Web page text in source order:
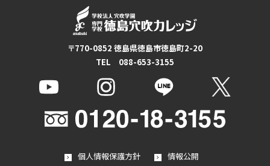
〒770-0852 徳島県徳島市徳島町2-20
TEL 088-653-3155
個人情報保護方針 情報公開